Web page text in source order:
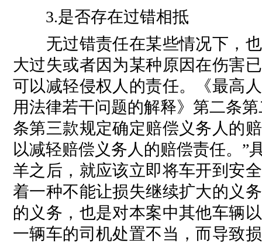
3.是否存在过错相抵
无过错责任在某些情况下，也
大过失或者因为某种原因在伤害
可以减轻侵权人的责任。《最高
用法律若干问题的解释》第二条
条第三款规定确定赔偿义务人的
以减轻赔偿义务人的赔偿责任。”
羊之后，就应该立即将车开到安
着一种不能让损失继续扩大的义
的义务，也是对本案中其他车辆
一辆车的司机处置不当，而导致